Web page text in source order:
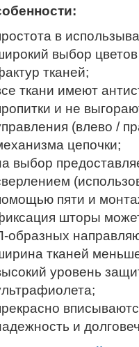
в
выбор
тканей;
ткани имеют
и не
(влево /
цепочки;
выбор
пяти и
шторы
образных
тканей
уровень
и